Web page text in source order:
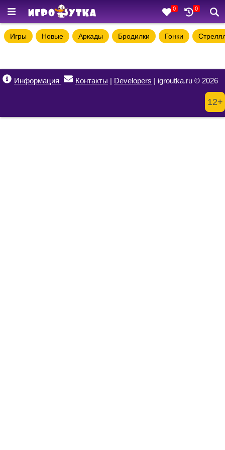
0 0
Игры Новые Аркады Бродилки Гонки
Информация Контакты | Developers | igroutka.ru © 2026
12+